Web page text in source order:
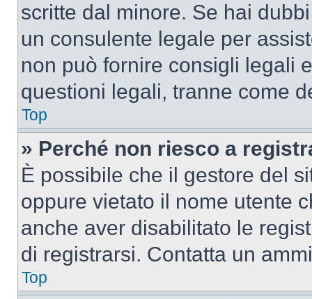
scritte dal minore. Se hai
un consulente legale per
non può fornire consigli legali
questioni legali, tranne come
Top
» Perché non riesco a
È possibile che il gestore del
oppure vietato il nome utente
anche aver disabilitato le
di registrarsi. Contatta un
Top